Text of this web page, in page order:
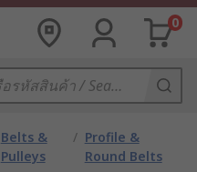
0
Belts &
Pulleys
/ Profile &
Round Belts